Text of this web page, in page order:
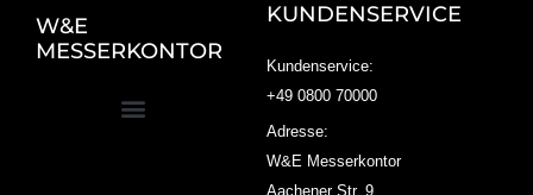
W&E
MESSERKONTOR
KUNDENSERVICE
Kundenservice:
+49 0800 70000
Adresse:
W&E Messerkontor
Aachener Str. 9